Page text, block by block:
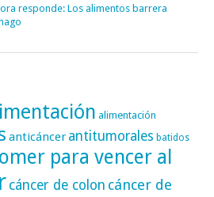
responde: Los alimentos barrera
alimentación
anticáncer antitumorales batidos
para vencer al
cáncer de colon cáncer de